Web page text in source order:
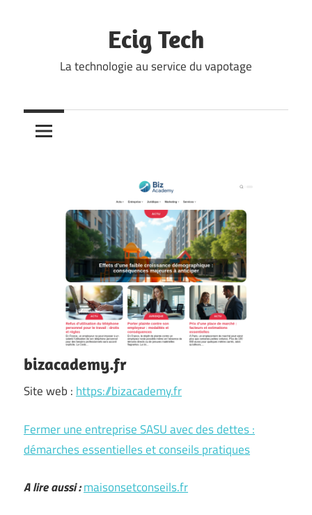
Ecig Tech
La technologie au service du vapotage
bizacademy.fr
Site web : https://bizacademy.fr
Fermer une entreprise SASU avec des dettes :
démarches essentielles et conseils pratiques
A lire aussi :maisonsetconseils.fr